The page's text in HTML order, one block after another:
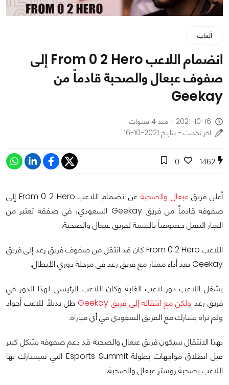
ألعاب
انضمام اللاعب From 0 2 Hero إلى
صفوف عبعال والصحبة قادماً من
Geekay
2021-10-16 - منذ 4 سنوات
اخر تحديث - بتاريخ 2021-10-16
1462
0
أعلن فريقعبعال والصحبة
عن انضمام اللاعب From 0 2 Hero إلى
صفوفه قادماً من فريق Geekay السعودي، في صفقة تعتبر من
العيار الثقيل خصوصاًَ بالنسبة لفريق عبعال والصحبة.
اللاعب From 0 2 Hero كان قد انتقل من صفوف فريق رعد إلى فريق
Geekay بعد أداء ممتاز مع فريق رعد في مرحلة دوري الأبطال.
يشغل اللاعب دور لاعب الغابة وكان اللاعب الرئيسي لهذا الدور في
فريق رعد ولكن مع انتقاله إلى فريق Geekay
ظل بديلاً للاعب أجواد
ولم نراه يشارك مع الفريق السعودي في أي مباراة.
بهذا الانتقال سيكون فريق عبعال والصحبة قد دعم صفوفه بشكل كبير
قبل انطلاق مواجهات بطولة Esports Summit التي سيشارك بها
اللاعب بصحبة روستر عبعال والصحبة.